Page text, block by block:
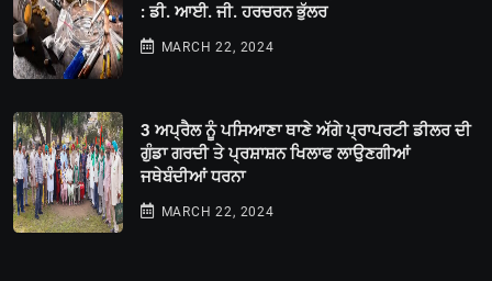
: ਡੀ. ਆਈ. ਜੀ. ਹਰਚਰਨ ਭੁੱਲਰ
MARCH 22, 2024
3 ਅਪ੍ਰੈਲ ਨੂੰ ਪਸਿਆਣਾ ਥਾਣੇ ਅੱਗੇ ਪ੍ਰਾਪਰਟੀ ਡੀਲਰ ਦੀ
ਗੁੰਡਾ ਗਰਦੀ ਤੇ ਪ੍ਰਸ਼ਾਸ਼ਨ ਖਿਲਾਫ ਲਾਉਣਗੀਆਂ
ਜਥੇਬੰਦੀਆਂ ਧਰਨਾ
MARCH 22, 2024